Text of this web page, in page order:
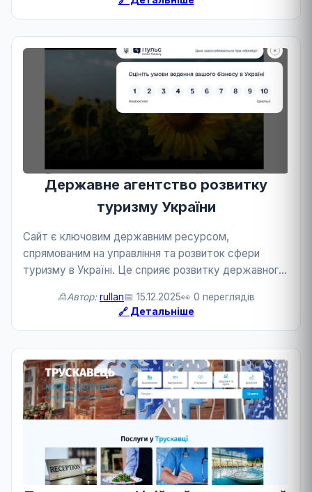
Державне агентство розвитку
туризму України
Сайт є ключовим державним ресурсом,
спрямованим на управління та розвиток сфери
туризму в Україні. Це сприяє розвитку державного
🙎Автор: rullan📅 15.12.2025👀 0 переглядів
🔗 Детальніше